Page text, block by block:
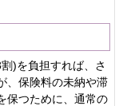
)を負担すれば、さ
、保険料の未納や滞
保つために、通常の